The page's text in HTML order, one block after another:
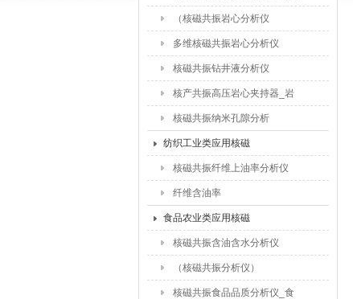
石）
（核磁共振岩心分析仪
（5MHz））
多维核磁共振岩心分析仪
核磁共振钻井液分析仪
核产共振高压岩心夹持器_岩
心驱替夹持器配件
核磁共振纳米孔隙分析
纺织工业类应用核磁
核磁共振纤维上油率分析仪
纤维含油率
食品农业类应用核磁
核磁共振含油含水分析仪
（核磁共振分析仪）
核磁共振食品品质分析仪_食